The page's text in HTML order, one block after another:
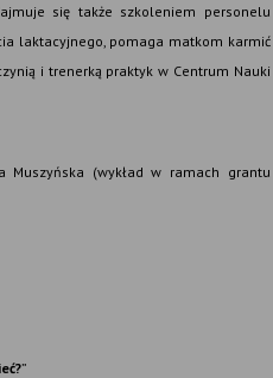
ajmuje się także szkoleniem personelu
laktacyjnego, pomaga matkom karmić
i trenerką praktyk w Centrum Nauki
Muszyńska (wykład w ramach grantu
”